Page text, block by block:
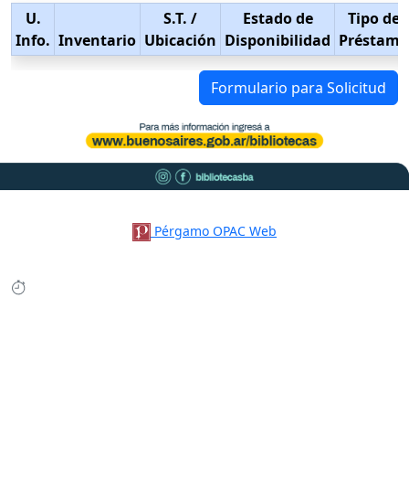
U.
Info. Inventario
S.T. /
Ubicación
Estado de
Disponibilidad
Tipo de
Préstamo
Formulario para Solicitud
Pérgamo OPAC Web